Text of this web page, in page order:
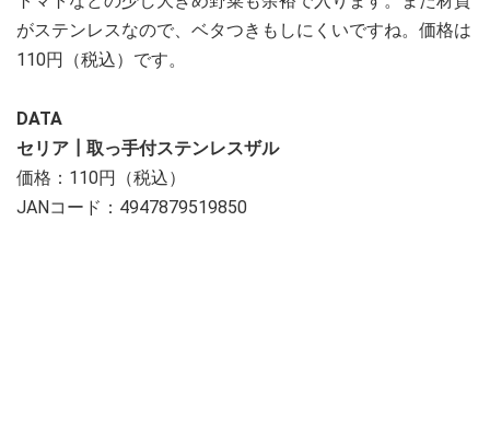
がステンレスなので、ベタつきもしにくいですね。価格は
110円（税込）です。
DATA
セリア┃取っ手付ステンレスザル
価格：110円（税込）
JANコード：4947879519850